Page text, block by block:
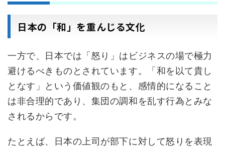
日本の「和」を重んじる文化
一方で、日本では「怒り」はビジネスの場で極力
避けるべきものとされています。「和を以て貴し
となす」という価値観のもと、感情的になること
は非合理的であり、集団の調和を乱す行為とみな
されるからです。
たとえば、日本の上司が部下に対して怒りを表現